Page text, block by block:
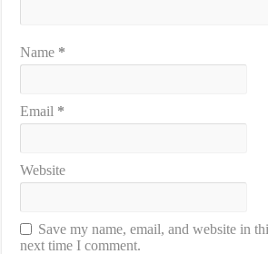
Name *
Email *
Website
Save my name, email, and website in
next time I comment.